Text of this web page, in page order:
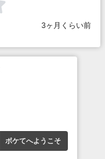
3ヶ月くらい前
ボケてへようこそ